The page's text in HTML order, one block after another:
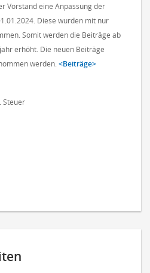
Vorstand eine Anpassung der
Diese wurden mit nur
Somit werden die Beiträge ab
erhöht. Die neuen Beiträge
werden. <Beiträge>
Steuer